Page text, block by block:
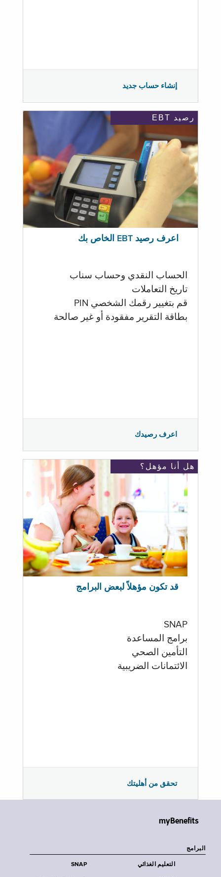
إنشاء حساب جديد
رصيد EBT
اعرف رصيد EBT الخاص بك
الحساب النقدي وحساب سناب
تاريخ التعاملات
قم بتغيير رقمك الشخصي PIN
بطاقة التقرير مفقودة أو غير صالحة
اعرف رصيدك
هل أنا مؤهل؟
قد تكون مؤهلاً لبعض البرامج
SNAP
برامج المساعدة
التأمين الصحي
الائتمانات الضريبية
تحقق من أهليتك
myBenefits
البرامج
SNAP التعليم الغذائي